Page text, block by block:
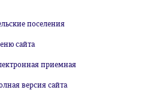
поселения
сайта
приемная
версия сайта